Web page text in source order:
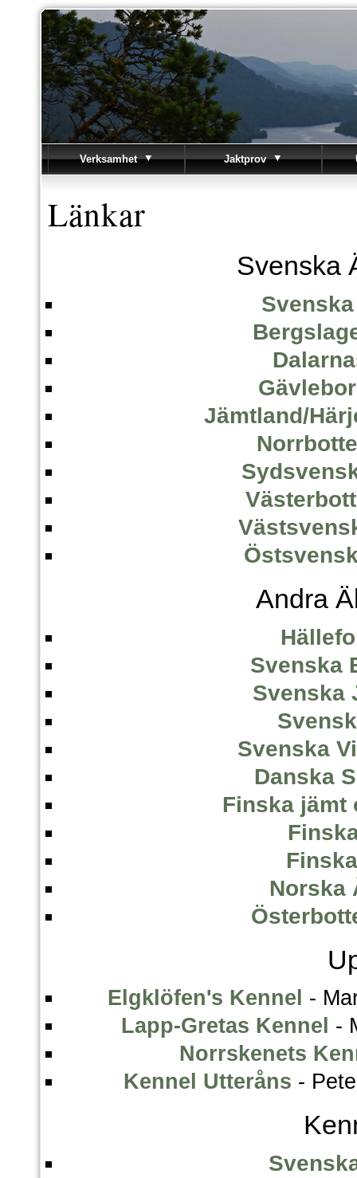
Verksamhet Jaktprov
Länkar
Svenska
Jämtland/
Andra
Svenska
Svenska
Svenska
Danska
Finska jämt
Norska
Elgklöfen's Kennel -
Lapp-Gretas Kennel -
Norrskenets
Kennel Utteråns -